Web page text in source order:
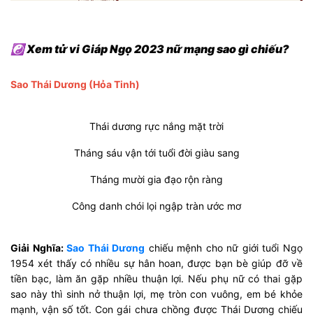
☯ Xem tử vi Giáp Ngọ 2023 nữ mạng sao gì chiếu?
Sao Thái Dương (Hỏa Tinh)
Thái dương rực nắng mặt trời
Tháng sáu vận tới tuổi đời giàu sang
Tháng mười gia đạo rộn ràng
Công danh chói lọi ngập tràn ước mơ
Giải Nghĩa:Sao Thái Dương chiếu mệnh cho nữ giới tuổi Ngọ
1954 xét thấy có nhiều sự hân hoan, được bạn bè giúp đỡ về
tiền bạc, làm ăn gặp nhiều thuận lợi. Nếu phụ nữ có thai gặp
sao này thì sinh nở thuận lợi, mẹ tròn con vuông, em bé khỏe
mạnh, vận số tốt. Con gái chưa chồng được Thái Dương chiếu